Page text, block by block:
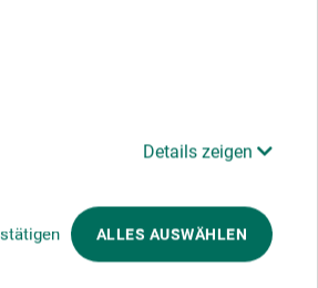
Details zeigen
ALLES AUSWÄHLEN
PRODUKT BEWERTEN
kauften auch